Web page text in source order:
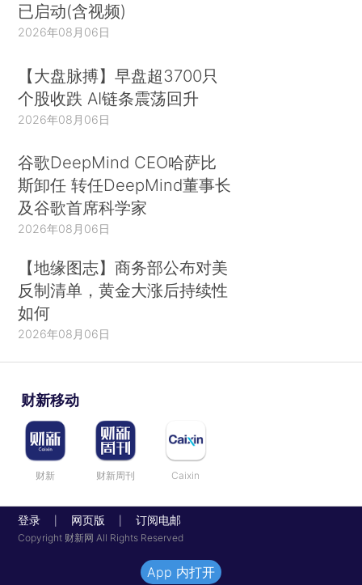
已启动(含视频)
2026年08月06日
【大盘脉搏】早盘超3700只
个股收跌 AI链条震荡回升
2026年08月06日
谷歌DeepMind CEO哈萨比
斯卸任 转任DeepMind董事长
及谷歌首席科学家
2026年08月06日
【地缘图志】商务部公布对美
反制清单，黄金大涨后持续性
如何
2026年08月06日
财新移动
财新 财新周刊 Caixin
登录 网页版 订阅电邮
Copyright 财新网 All Rights Reserved
App 内打开